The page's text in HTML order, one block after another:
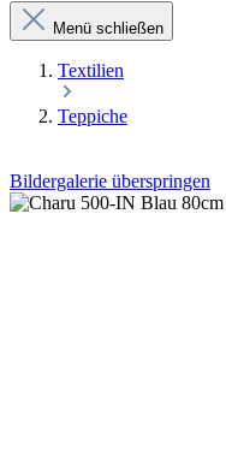
Menü schließen
Textilien
Teppiche
Bildergalerie überspringen